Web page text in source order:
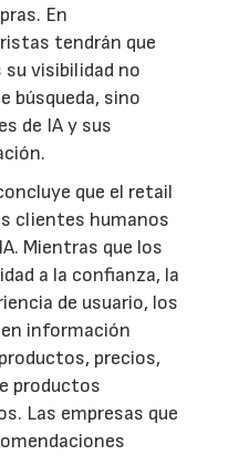
En
tendrán que
visibilidad no
búsqueda, sino
de IA y sus
que el retail
clientes humanos
Mientras que los
a la confianza, la
de usuario, los
información
precios,
productos
Las empresas que